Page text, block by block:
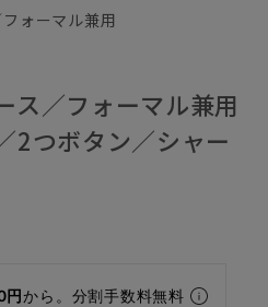
ォーマル兼用
ス／フォーマル兼用
2つボタン／シャー
円から。分割手数料無料